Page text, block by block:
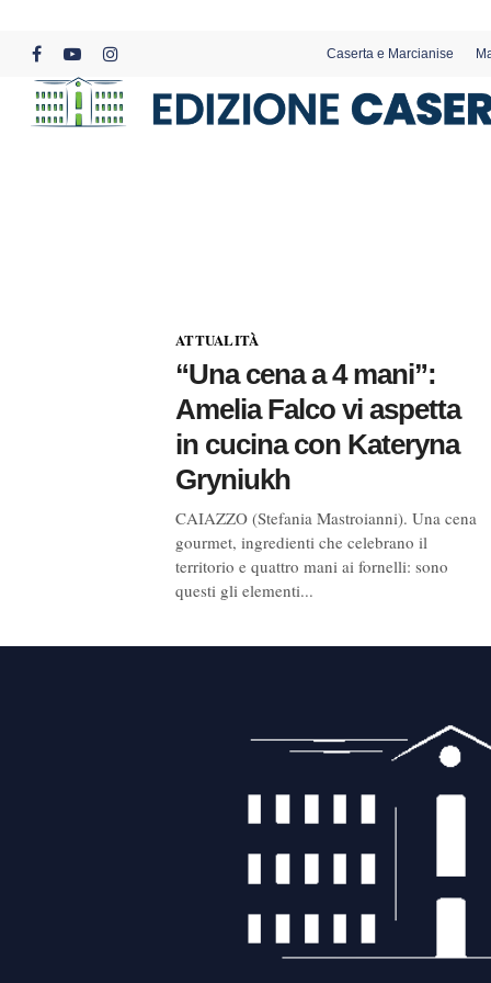
content
facebookyoutubeinstagram
Caserta e Marcianise
ATTUALITÀ
“Una cena a 4 mani”:
Amelia Falco vi aspetta
in cucina con Kateryna
Gryniukh
CAIAZZO (Stefania Mastroianni). Una cena
gourmet, ingredienti che celebrano il
territorio e quattro mani ai fornelli: sono
questi gli elementi...